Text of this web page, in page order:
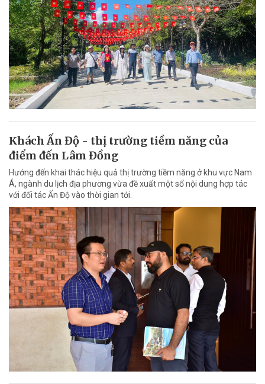
Khách Ấn Độ - thị trường tiềm năng của
điểm đến Lâm Đồng
Hướng đến khai thác hiệu quả thị trường tiềm năng ở khu vực Nam
Á, ngành du lịch địa phương vừa đề xuất một số nội dung hợp tác
với đối tác Ấn Độ vào thời gian tới.